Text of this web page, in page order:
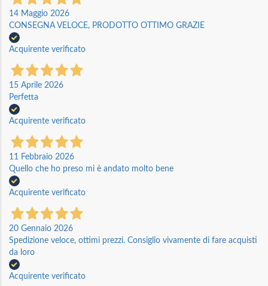
14 Maggio 2026
CONSEGNA VELOCE, PRODOTTO OTTIMO GRAZIE
Acquirente verificato
15 Aprile 2026
Perfetta
Acquirente verificato
11 Febbraio 2026
Quello che ho preso mi è andato molto bene
Acquirente verificato
20 Gennaio 2026
Spedizione veloce, ottimi prezzi. Consiglio vivamente di fare acquisti
da loro
Acquirente verificato